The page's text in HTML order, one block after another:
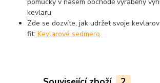
pomůcky v našem obchodě vyráběny
kevlaru
Zde se dozvíte, jak udržet svoje
fit:Kevlarové sedmero